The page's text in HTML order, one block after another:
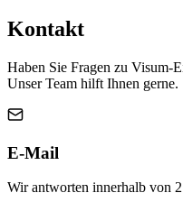
Kontakt
Haben Sie Fragen zu Visum-
Unser Team hilft Ihnen gerne.
E-Mail
Wir antworten innerhalb von